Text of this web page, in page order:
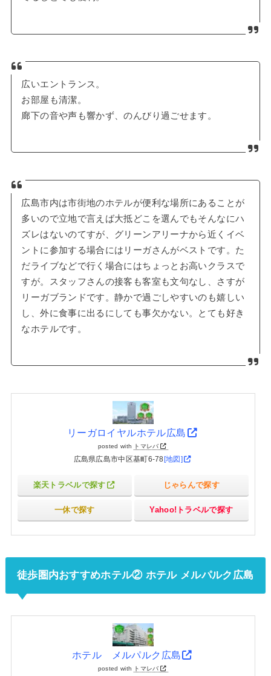
広いエントランス。
お部屋も清潔。
廊下の音や声も響かず、のんびり過ごせます。
広島市内は市街地のホテルが便利な場所にあることが
多いので立地で言えば大抵どこを選んでもそんなにハ
ズレはないのてすが、グリーンアリーナから近くイベ
ントに参加する場合にはリーガさんがベストです。た
だライブなどで行く場合にはちょっとお高いクラスで
すが。スタッフさんの接客も客室も文句なし、さすが
リーガブランドです。静かで過ごしやすいのも嬉しい
し、外に食事に出るにしても事欠かない。とても好き
なホテルです。
リーガロイヤルホテル広島
posted with トマレバ
広島県広島市中区基町6-78[地図]
楽天トラベルで探す じゃらんで探す
一休で探す Yahoo!トラベルで探す
徒歩圏内おすすめホテル② ホテル メルパルク広島
ホテル メルパルク広島
posted with トマレバ